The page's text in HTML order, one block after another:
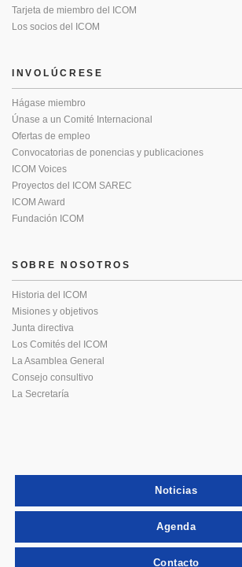
Tarjeta de miembro del ICOM
Los socios del ICOM
INVOLÚCRESE
Hágase miembro
Únase a un Comité Internacional
Ofertas de empleo
Convocatorias de ponencias y publicaciones
ICOM Voices
Proyectos del ICOM SAREC
ICOM Award
Fundación ICOM
SOBRE NOSOTROS
Historia del ICOM
Misiones y objetivos
Junta directiva
Los Comités del ICOM
La Asamblea General
Consejo consultivo
La Secretaría
Noticias
Agenda
Contacto